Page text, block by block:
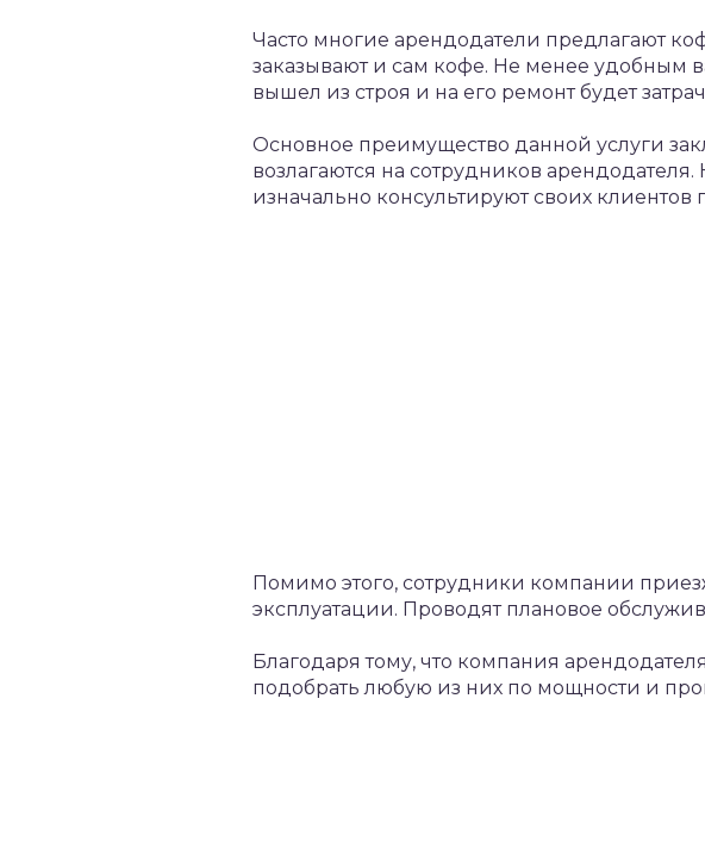
Часто многие арендодатели предлагают
заказывают и сам кофе. Не менее удобным
вышел из строя и на его ремонт будет
Основное преимущество данной услуги
возлагаются на сотрудников
изначально консультируют своих клиентов
Помимо этого, сотрудники компании
эксплуатации. Проводят плановое
Благодаря тому, что компания
подобрать любую из них по мощности и